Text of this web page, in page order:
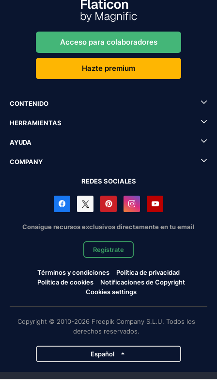
Acceso para colaboradores
Hazte premium
CONTENIDO
HERRAMIENTAS
AYUDA
COMPANY
REDES SOCIALES
Consigue recursos exclusivos directamente en tu email
Regístrate
Términos y condiciones
Política de privacidad
Política de cookies
Notificaciones de Copyright
Cookies settings
Copyright © 2010-2026 Freepik Company S.L.U. Todos los
derechos reservados.
Español